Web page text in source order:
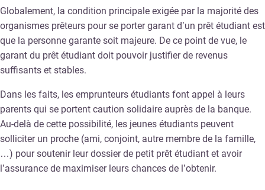
Globalement, la condition principale exigée par la majorité des
organismes prêteurs pour se porter garant d’un prêt étudiant est
que la personne garante soit majeure. De ce point de vue, le
garant du prêt étudiant doit pouvoir justifier de revenus
suffisants et stables.
Dans les faits, les emprunteurs étudiants font appel à leurs
parents qui se portent caution solidaire auprès de la banque.
Au-delà de cette possibilité, les jeunes étudiants peuvent
solliciter un proche (ami, conjoint, autre membre de la famille,
…) pour soutenir leur dossier de petit prêt étudiant et avoir
l’assurance de maximiser leurs chances de l’obtenir.